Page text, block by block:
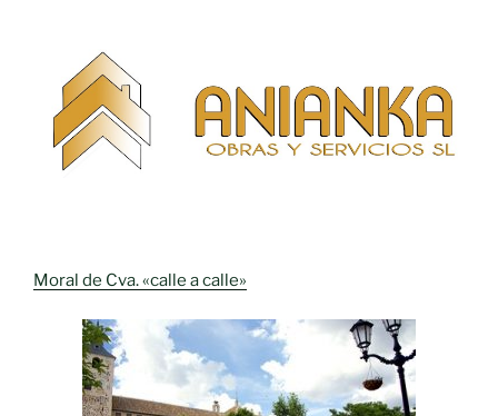
Moral de Cva. «calle a calle»